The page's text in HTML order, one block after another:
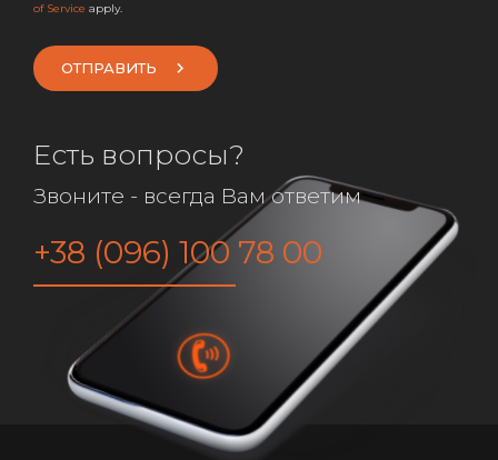
of Service apply.
ОТПРАВИТЬ
Есть вопросы?
Звоните - всегда Вам ответим
+38 (096) 100 78 00